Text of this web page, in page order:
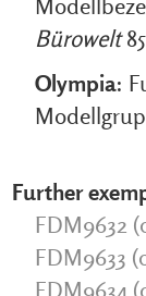
Bürowelt
Olympia:
Further
FDM9632
FDM9633
FDM9634